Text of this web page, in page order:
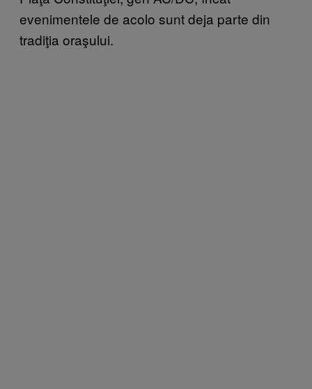
evenimentele de acolo sunt deja parte din
tradiţia oraşului.